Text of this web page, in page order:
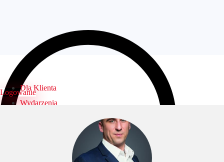
Logowanie
Dla Klienta
Wydarzenia